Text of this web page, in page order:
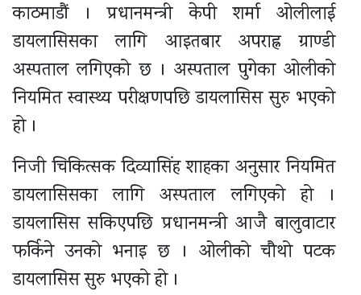
काठमाडौं । प्रधानमन्त्री केपी शर्मा ओलीलाई
डायलासिसका लागि आइतबार अपराह्न ग्राण्डी
अस्पताल लगिएको छ । अस्पताल पुगेका ओलीको
नियमित स्वास्थ्य परीक्षणपछि डायलासिस सुरु भएको
हो ।
निजी चिकित्सक दिव्यासिंह शाहका अनुसार नियमित
डायलासिसका लागि अस्पताल लगिएको हो ।
डायलासिस सकिएपछि प्रधानमन्त्री आजै बालुवाटार
फर्किने उनको भनाइ छ । ओलीको चौथो पटक
डायलासिस सुरु भएको हो ।